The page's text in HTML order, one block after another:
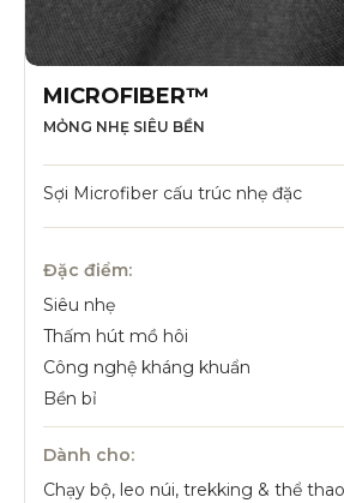
MICROFIBER™
MỎNG NHẸ SIÊU BỀN
Sợi Microfiber cấu trúc nhẹ đặc
Đặc điểm:
Siêu nhẹ
Thấm hút mồ hôi
Công nghệ kháng khuẩn
Bền bỉ
Dành cho:
Chạy bộ, leo núi, trekking & thể